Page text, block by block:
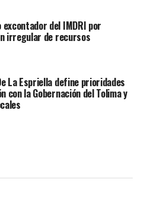
excontador del IMDRI por
irregular de recursos
La Espriella define prioridades
con la Gobernación del Tolima y